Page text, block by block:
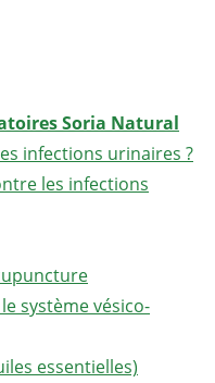
Soria Natural
infections urinaires ?
les infections
système vésico-
essentielles)